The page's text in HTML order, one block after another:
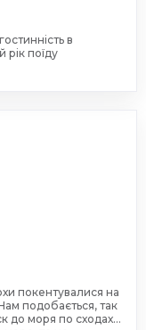
в
рік поїду
покентувалися на
подобається, так
до моря по сходах...